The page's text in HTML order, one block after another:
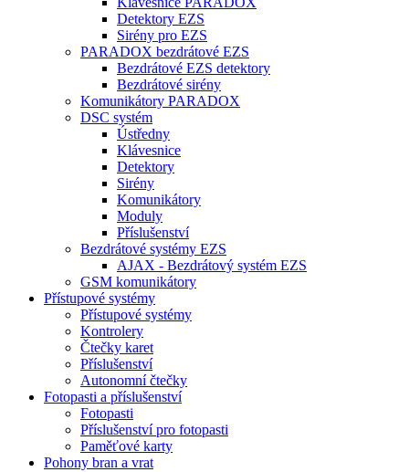
Detektory EZS
Sirény pro EZS
PARADOX bezdrátové EZS
Bezdrátové EZS detektory
Bezdrátové sirény
Komunikátory PARADOX
DSC systém
Ústředny
Klávesnice
Detektory
Sirény
Komunikátory
Moduly
Příslušenství
Bezdrátové systémy EZS
AJAX - Bezdrátový systém EZS
GSM komunikátory
Přístupové systémy
Přístupové systémy
Kontrolery
Čtečky karet
Příslušenství
Autonomní čtečky
Fotopasti a příslušenství
Fotopasti
Příslušenství pro fotopasti
Paměťové karty
Pohony bran a vrat